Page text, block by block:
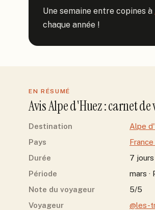
Une semaine entre copines à
chaque année !
EN RÉSUMÉ
AvisAlpe d'Huez: carnet de
Destination Alpe
Pays
France
Durée
7 jours
Période
mars ·
Note du voyageur
5/5
Voyageur
@les-